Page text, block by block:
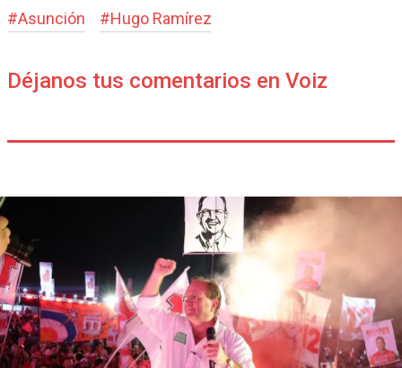
#Asunción #Hugo Ramírez
Déjanos tus comentarios en Voiz